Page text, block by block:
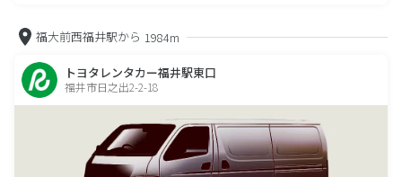
福大前西福井駅から 1984m
トヨタレンタカー福井駅東口
福井市日之出2-2-18